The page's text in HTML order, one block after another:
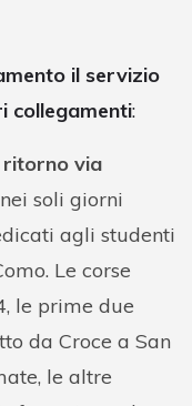
il servizio
collegamenti:
ritorno via
soli giorni
agli studenti
Le corse
le prime due
da Croce a San
le altre